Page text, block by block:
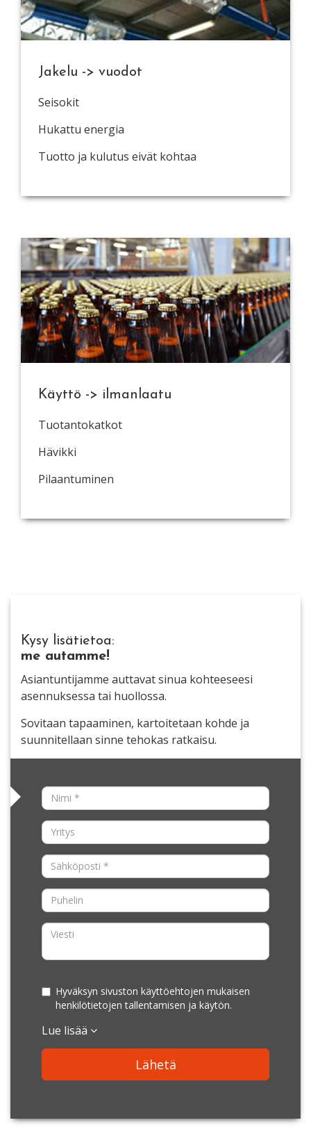
Jakelu -> vuodot
Seisokit
Hukattu energia
Tuotto ja kulutus eivät kohtaa
Käyttö -> ilmanlaatu
Tuotantokatkot
Hävikki
Pilaantuminen
Kysy lisätietoa:
me autamme!
Asiantuntijamme auttavat sinua kohteeseesi
asennuksessa tai huollossa.
Sovitaan tapaaminen, kartoitetaan kohde ja
suunnitellaan sinne tehokas ratkaisu.
Hyväksyn sivuston käyttöehtojen mukaisen
henkilötietojen tallentamisen ja käytön.
Lue lisää
Lähetä